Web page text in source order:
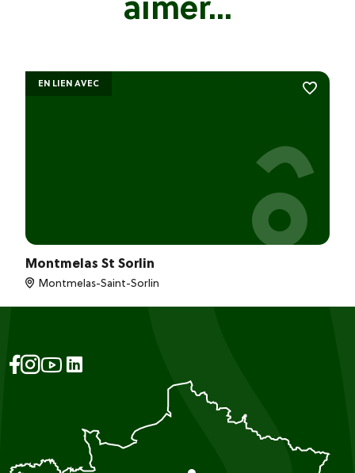
Montmelas St Sorlin
Montmelas-Saint-Sorlin
EN LIEN AVEC